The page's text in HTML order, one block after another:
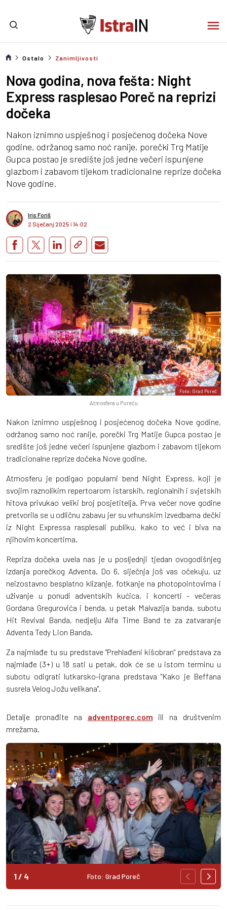
Ostalo Zanimljivosti
Nova godina, nova fešta: Night
Express rasplesao Poreč na reprizi
dočeka
Nakon iznimno uspješnog i posjećenog dočeka Nove
godine, održanog samo noć ranije, porečki Trg Matije
Gupca postao je središte još jedne večeri ispunjene
glazbom i zabavom tijekom tradicionalne reprize dočeka
Nove godine.
Iris Foriš
2 Siječanj 2025 I 14:02
Foto: Grad Poreč
Atmosfera u Poreču
Nakon iznimno uspješnog i posjećenog dočeka Nove godine,
održanog samo noć ranije, porečki Trg Matije Gupca postao je
središte još jedne večeri ispunjene glazbom i zabavom tijekom
tradicionalne reprize dočeka Nove godine.
Atmosferu je podigao popularni bend Night Express, koji je
svojim raznolikim repertoarom istarskih, regionalnih i svjetskih
hitova privukao veliki broj posjetitelja. Prva večer nove godine
pretvorila se u odličnu zabavu jer su vrhunskim izvedbama dečki
iz Night Expressa rasplesali publiku, kako to već i biva na
njihovim koncertima.
Repriza dočeka uvela nas je u posljednji tjedan ovogodišnjeg
izdanja porečkog Adventa. Do 6. siječnja još vas očekuju, uz
neizostavno besplatno klizanje, fotkanje na photopointovima i
uživanje u ponudi adventskih kućica, i koncerti - večeras
Gordana Gregurovića i benda, u petak Malvazija banda, subotu
Hit Revival Banda, nedjelju Alfa Time Band te za zatvaranje
Adventa Tedy Lion Banda.
Za najmlađe tu su predstave "Prehlađeni kišobran" predstava za
najmlađe (3+) u 18 sati u petak, dok će se u istom terminu u
subotu odigrati lutkarsko-igrana predstava "Kako je Beffana
susrela Velog Jožu velikana".
Detalje pronađite na adventporec.com ili na društvenim
mrežama.
Foto: Grad Poreč
1/ 4